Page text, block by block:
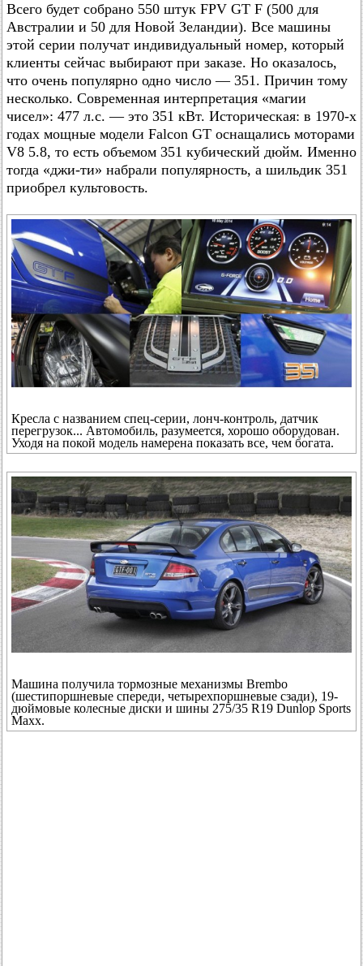
Всего будет собрано 550 штук FPV GT F (500 для
Австралии и 50 для Новой Зеландии). Все машины
этой серии получат индивидуальный номер, который
клиенты сейчас выбирают при заказе. Но оказалось,
что очень популярно одно число — 351. Причин тому
несколько. Современная интерпретация «магии
чисел»: 477 л.с. — это 351 кВт. Историческая: в 1970-х
годах мощные модели Falcon GT оснащались моторами
V8 5.8, то есть объемом 351 кубический дюйм. Именно
тогда «джи-ти» набрали популярность, а шильдик 351
приобрел культовость.
Кресла с названием спец-серии, лонч-контроль, датчик
перегрузок... Автомобиль, разумеется, хорошо оборудован.
Уходя на покой модель намерена показать все, чем богата.
Машина получила тормозные механизмы Brembo
(шестипоршневые спереди, четырехпоршневые сзади), 19-
дюймовые колесные диски и шины 275/35 R19 Dunlop Sports
Maxx.